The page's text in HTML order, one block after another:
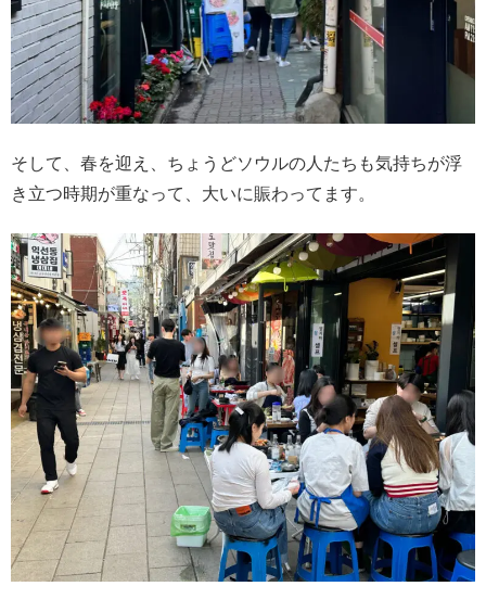
そして、春を迎え、ちょうどソウルの人たちも気持ちが浮
き立つ時期が重なって、大いに賑わってます。